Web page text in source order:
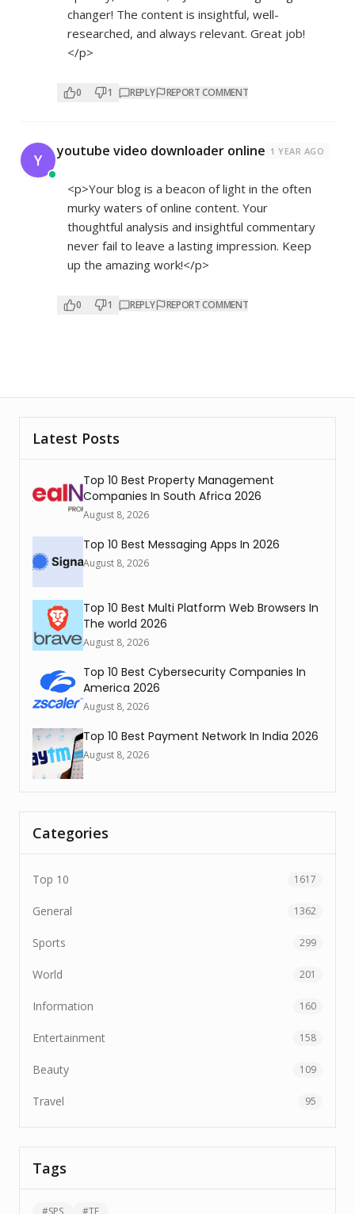
changer! The content is insightful, well-
researched, and always relevant. Great job!
</p>
0 1 REPLY REPORT COMMENT
Y youtube video downloader online 1 YEAR AGO
<p>Your blog is a beacon of light in the often
murky waters of online content. Your
thoughtful analysis and insightful commentary
never fail to leave a lasting impression. Keep
up the amazing work!</p>
0 1 REPLY REPORT COMMENT
Latest Posts
Top 10 Best Property Management
Companies In South Africa 2026
August 8, 2026
Top 10 Best Messaging Apps In 2026
August 8, 2026
Top 10 Best Multi Platform Web Browsers In
The world 2026
August 8, 2026
Top 10 Best Cybersecurity Companies In
America 2026
August 8, 2026
Top 10 Best Payment Network In India 2026
August 8, 2026
Categories
Top 10 1617
General 1362
Sports 299
World 201
Information 160
Entertainment 158
Beauty 109
Travel 95
Tags
#SPS #TF